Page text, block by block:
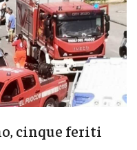
cinque feriti